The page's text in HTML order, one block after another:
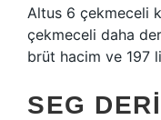
Altus 6 çekmeceli
çekmeceli daha
brüt hacim ve 197
SEG